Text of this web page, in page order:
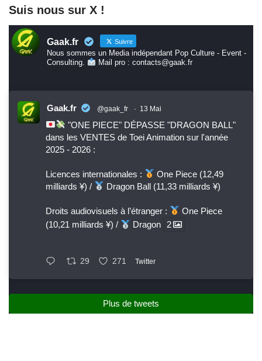
Suis nous sur X !
Gaak.fr Suivre
Nous sommes un Media indépendant Pop Culture - Event -
Consulting.
Mail pro : contacts@gaak.fr
Gaak.fr @gaak_fr · 13 Mai
"ONE PIECE" DÉPASSE "DRAGON BALL"
dans les VENTES de Toei Animation sur l'année
2025 - 2026 :
Licences internationales :
One Piece (12,49
milliards ¥) /
Dragon Ball (11,33 milliards ¥)
Droits audiovisuels à l’étranger :
One Piece
(10,21 milliards ¥) /
Dragon 2
29 271 Twitter
Plus de tweets